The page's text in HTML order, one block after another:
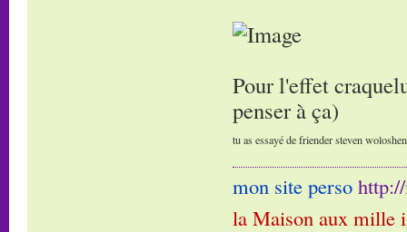
Pour l'effet
penser à ça)
tu as essayé de friender steven
mon site perso
la Maison aux mille